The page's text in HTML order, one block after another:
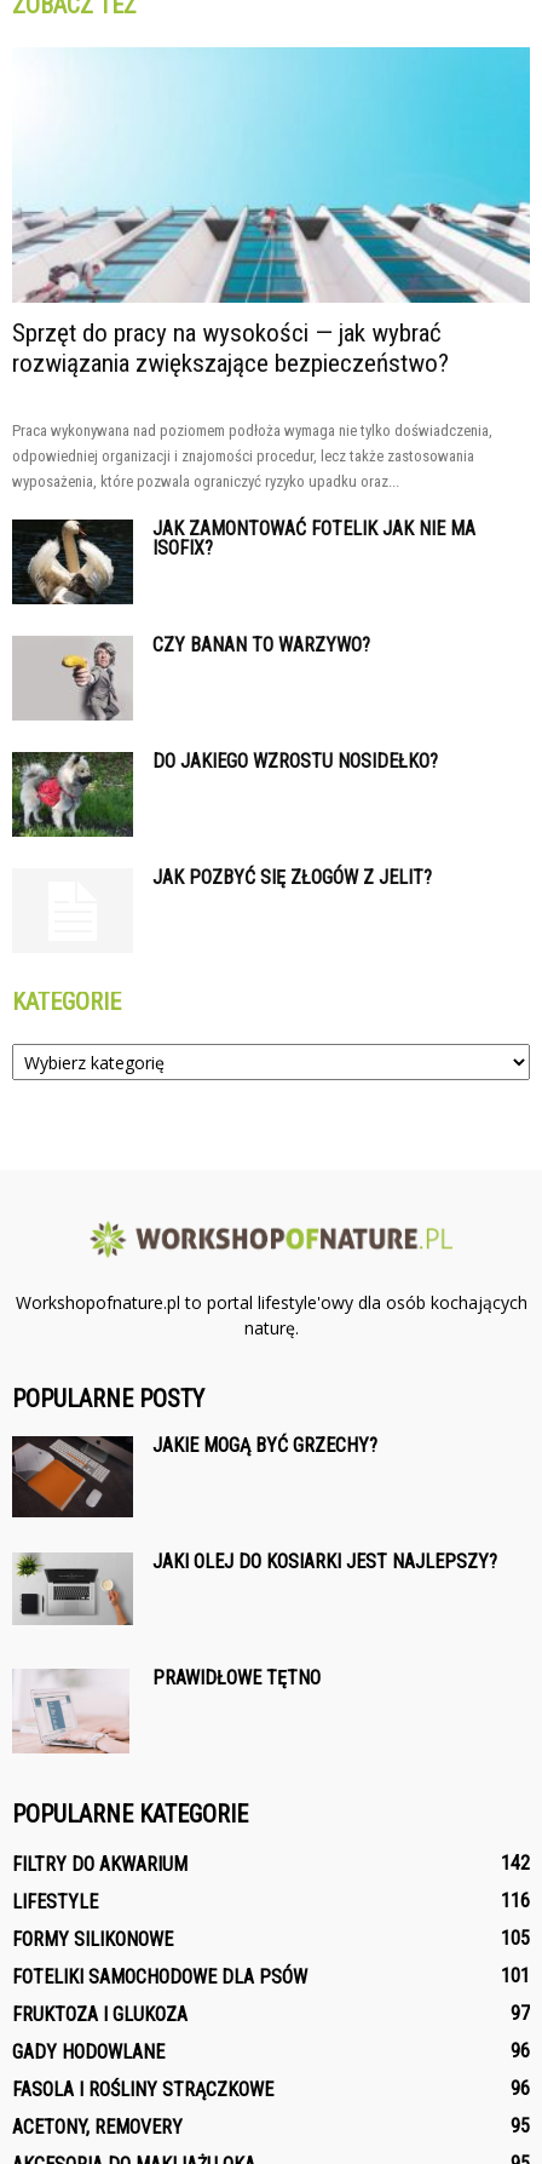
Sprzęt do pracy na wysokości — jak wybrać
rozwiązania zwiększające bezpieczeństwo?
Praca wykonywana nad poziomem podłoża wymaga nie tylko doświadczenia,
odpowiedniej organizacji i znajomości procedur, lecz także zastosowania
wyposażenia, które pozwala ograniczyć ryzyko upadku oraz...
JAK ZAMONTOWAĆ FOTELIK JAK NIE MA
ISOFIX?
CZY BANAN TO WARZYWO?
DO JAKIEGO WZROSTU NOSIDEŁKO?
JAK POZBYĆ SIĘ ZŁOGÓW Z JELIT?
KATEGORIE
Kategorie
Workshopofnature.pl to portal lifestyle'owy dla osób kochających
naturę.
POPULARNE POSTY
JAKIE MOGĄ BYĆ GRZECHY?
JAKI OLEJ DO KOSIARKI JEST NAJLEPSZY?
PRAWIDŁOWE TĘTNO
POPULARNE KATEGORIE
FILTRY DO AKWARIUM
142
LIFESTYLE
116
FORMY SILIKONOWE
105
FOTELIKI SAMOCHODOWE DLA PSÓW
101
FRUKTOZA I GLUKOZA
97
GADY HODOWLANE
96
FASOLA I ROŚLINY STRĄCZKOWE
96
ACETONY, REMOVERY
95